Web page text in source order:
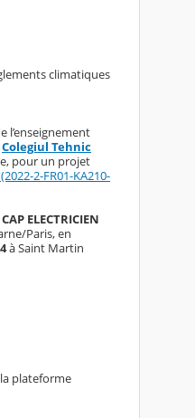
climatiques
l’enseignement
Colegiul Tehnic
pour un projet
2-FR01-KA210-
CAP ELECTRICIEN
Paris, en
à Saint Martin
plateforme